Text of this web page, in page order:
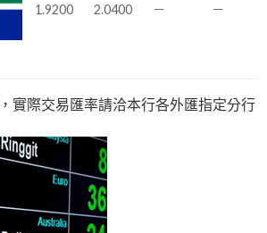
1.9200 2.0400 － －
實際交易匯率請洽本行各外匯指定分行